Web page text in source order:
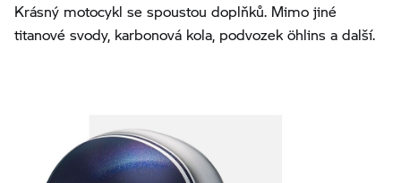
Krásný motocykl se spoustou doplňků. Mimo jiné
titanové svody, karbonová kola, podvozek öhlins a další.